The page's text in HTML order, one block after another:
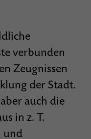
verbunden
Zeugnissen
der Stadt.
auch die
in z. T.
und